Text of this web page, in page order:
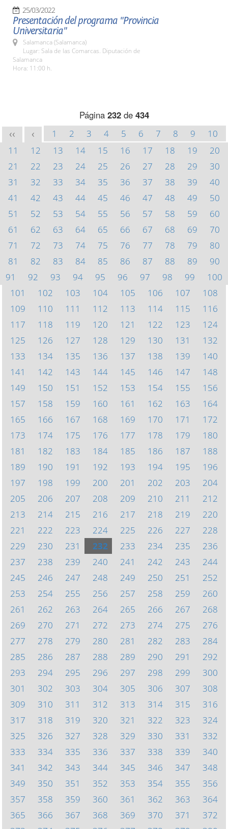
25/03/2022
Presentación del programa "Provincia
Universitaria"
Salamanca (Salamanca)
Lugar: Sala de las Comarcas. Diputación de
Salamanca
Hora: 11:00 h.
Página 232de 434
<< < 1 2 3 4 5 6 7 8 9
10
11
12 13 14 15 16 17 18 19
20
21
22 23 24 25 26 27 28 29
30
31
32 33 34 35 36 37 38 39
40
41
42 43 44 45 46 47 48 49
50
51
52 53 54 55 56 57 58 59
60
61
62 63 64 65 66 67 68 69
70
71
72 73 74 75 76 77 78 79
80
81
82 83 84 85 86 87 88 89
90
91
92 93 94 95 96 97 98 99
100
101
102 103 104 105 106 107
108
109
110 111 112 113 114 115
116
117
118 119 120 121 122 123
124
125
126 127 128 129 130 131
132
133
134 135 136 137 138 139
140
141
142 143 144 145 146 147
148
149
150 151 152 153 154 155
156
157
158 159 160 161 162 163
164
165
166 167 168 169 170 171
172
173
174 175 176 177 178 179
180
181
182 183 184 185 186 187
188
189
190 191 192 193 194 195
196
197
198 199 200 201 202 203
204
205
206 207 208 209 210 211
212
213
214 215 216 217 218 219
220
221
222 223 224 225 226 227
228
229
230 231 232 233 234 235
236
237
238 239 240 241 242 243
244
245
246 247 248 249 250 251
252
253
254 255 256 257 258 259
260
261
262 263 264 265 266 267
268
269
270 271 272 273 274 275
276
277
278 279 280 281 282 283
284
285
286 287 288 289 290 291
292
293
294 295 296 297 298 299
300
301
302 303 304 305 306 307
308
309
310 311 312 313 314 315
316
317
318 319 320 321 322 323
324
325
326 327 328 329 330 331
332
333
334 335 336 337 338 339
340
341
342 343 344 345 346 347
348
349
350 351 352 353 354 355
356
357
358 359 360 361 362 363
364
365
366 367 368 369 370 371
372